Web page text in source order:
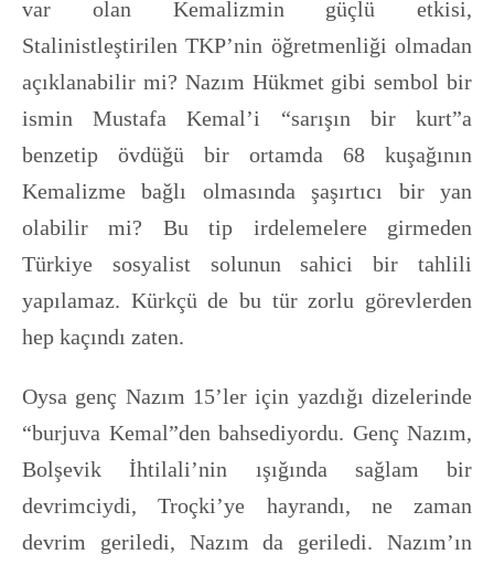
var olan Kemalizmin güçlü etkisi,
Stalinistleştirilen TKP’nin öğretmenliği olmadan
açıklanabilir mi? Nazım Hükmet gibi sembol bir
ismin Mustafa Kemal’i “sarışın bir kurt”a
benzetip övdüğü bir ortamda 68 kuşağının
Kemalizme bağlı olmasında şaşırtıcı bir yan
olabilir mi? Bu tip irdelemelere girmeden
Türkiye sosyalist solunun sahici bir tahlili
yapılamaz. Kürkçü de bu tür zorlu görevlerden
hep kaçındı zaten.
Oysa genç Nazım 15’ler için yazdığı dizelerinde
“burjuva Kemal”den bahsediyordu. Genç Nazım,
Bolşevik İhtilali’nin ışığında sağlam bir
devrimciydi, Troçki’ye hayrandı, ne zaman
devrim geriledi, Nazım da geriledi. Nazım’ın